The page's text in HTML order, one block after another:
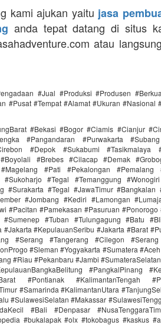
kami ajukan yaitu jasa
anda tepat datang di situs
atau
#Jual #Produksi #Produsen
#Pusat #Tempat #Alamat #Ukuran #Nasional
#Bekasi #Bogor #Ciamis #Cianjur
#Pangandaran #Purwakarta
#Depok #Sukabumi #Tasikmalaya
#Brebes #Cilacap #Demak
#Pati #Pekalongan #Pemalang
#Tegal #Temanggung
#Surakarta #Tegal #JawaTimur #Bangkalan
#Jombang #Kediri #Lamongan
#Pacitan #Pamekasan #Pasuruan #Ponorogo
#Tuban #Tulungagung #Batu
#KepulauanSeribu #Jakarta #Barat
#Serang #Tangerang #Cilegon #Serang
#Sleman #Yogyakarta #Sumatera
#Riau #Pekanbaru #Jambi
#PangkalPinang
#Pontianak #KalimantanTengah
#Samarinda #KalimantanUtara
#SulawesiSelatan #Makassar
#Bali #Denpasar
#bukalapak #olx #tokobagus #kaskus